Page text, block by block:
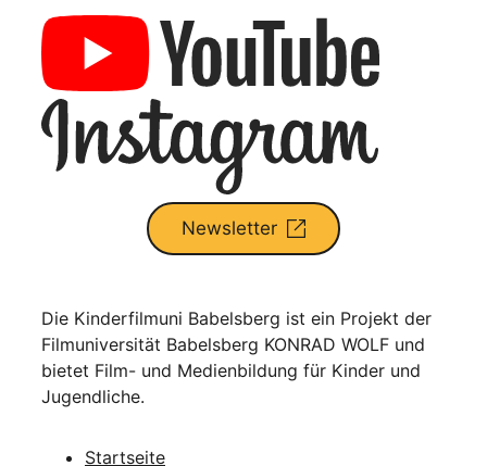
Newsletter
Die Kinderfilmuni Babelsberg ist ein Projekt der
Filmuniversität Babelsberg KONRAD WOLF und
bietet Film- und Medienbildung für Kinder und
Jugendliche.
Startseite